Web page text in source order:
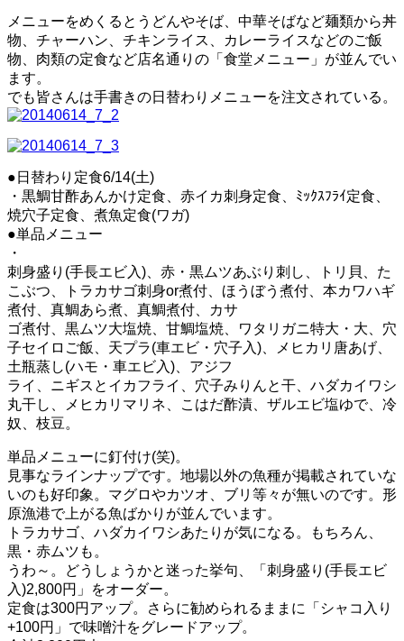
メニューをめくるとうどんやそば、中華そばなど麺類から丼
物、チャーハン、チキンライス、カレーライスなどのご飯
物、肉類の定食など店名通りの「食堂メニュー」が並んでい
ます。
でも皆さんは手書きの日替わりメニューを注文されている。
●日替わり定食6/14(土)
・黒鯛甘酢あんかけ定食、赤イカ刺身定食、ﾐｯｸｽﾌﾗｲ定食、
焼穴子定食、煮魚定食(ワガ)
●単品メニュー
・
刺身盛り(手長エビ入)、赤・黒ムツあぶり刺し、トリ貝、た
こぶつ、トラカサゴ刺身or煮付、ほうぼう煮付、本カワハギ
煮付、真鯛あら煮、真鯛煮付、カサ
ゴ煮付、黒ムツ大塩焼、甘鯛塩焼、ワタリガニ特大・大、穴
子セイロご飯、天プラ(車エビ・穴子入)、メヒカリ唐あげ、
土瓶蒸し(ハモ・車エビ入)、アジフ
ライ、ニギスとイカフライ、穴子みりんと干、ハダカイワシ
丸干し、メヒカリマリネ、こはだ酢漬、ザルエビ塩ゆで、冷
奴、枝豆。
単品メニューに釘付け(笑)。
見事なラインナップです。地場以外の魚種が掲載されていな
いのも好印象。マグロやカツオ、ブリ等々が無いのです。形
原漁港で上がる魚ばかりが並んでいます。
トラカサゴ、ハダカイワシあたりが気になる。もちろん、
黒・赤ムツも。
うわ～。どうしょうかと迷った挙句、「刺身盛り(手長エビ
入)2,800円」をオーダー。
定食は300円アップ。さらに勧められるままに「シャコ入り
+100円」で味噌汁をグレードアップ。